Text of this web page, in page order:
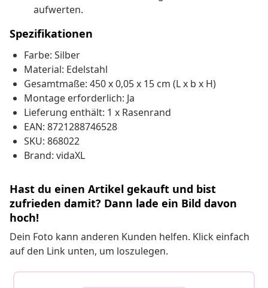
aufwerten.
Spezifikationen
Farbe: Silber
Material: Edelstahl
Gesamtmaße: 450 x 0,05 x 15 cm (L x b x H)
Montage erforderlich: Ja
Lieferung enthält: 1 x Rasenrand
EAN: 8721288746528
SKU: 868022
Brand: vidaXL
Hast du einen Artikel gekauft und bist
zufrieden damit? Dann lade ein Bild davon
hoch!
Dein Foto kann anderen Kunden helfen. Klick einfach
auf den Link unten, um loszulegen.